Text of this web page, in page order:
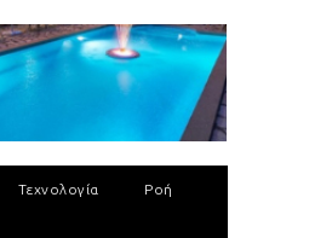
Τεχνολογία Ροή